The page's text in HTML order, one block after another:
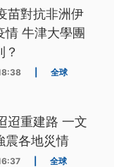
苗對抗非洲伊
情 牛津大學團
？
全球
迢重建路 一文
震各地災情
全球